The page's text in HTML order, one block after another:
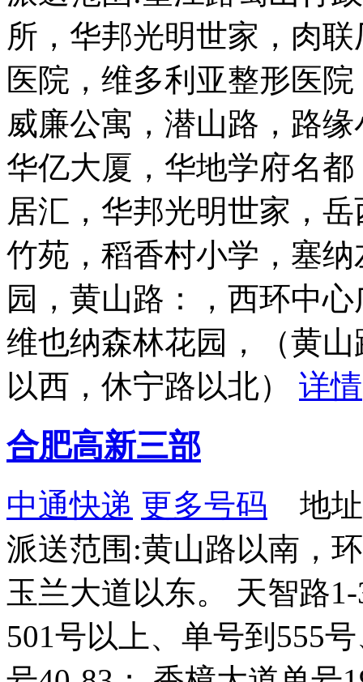
所，华邦光明世家，肉
医院，维多利亚整形医
威廉公寓，潜山路，路
华亿大厦，华地学府名
居汇，华邦光明世家，
竹苑，稻香村小学，塞
园，黄山路：，西环中
维也纳森林花园，（黄
以西，休宁路以北） 详情
合肥高新三部
中通快递 更多号码 地址
派送范围:黄山路以南，
玉兰大道以东。 天智路
501号以上、单号到555